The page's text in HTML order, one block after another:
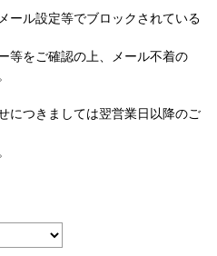
ール設定等でブロックされている
等をご確認の上、メール不着の
につきましては翌営業日以降のご